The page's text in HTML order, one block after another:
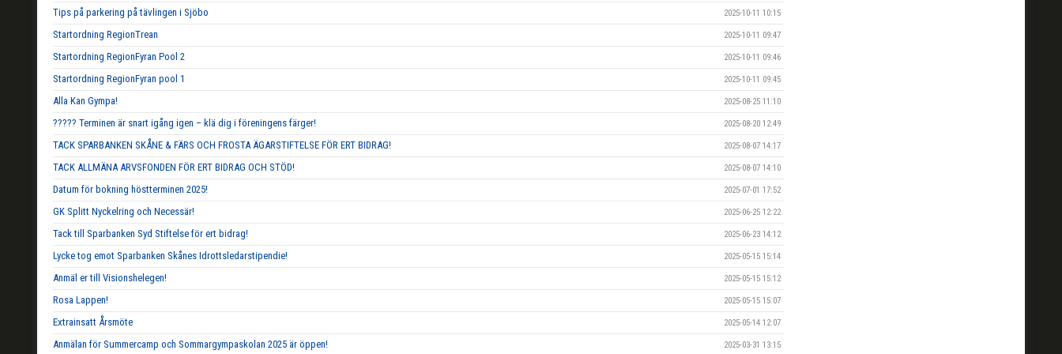
Tips på parkering på tävlingen i Sjöbo 2025-10-11 10:15
Startordning RegionTrean 2025-10-11 09:47
Startordning RegionFyran Pool 2 2025-10-11 09:46
Startordning RegionFyran pool 1 2025-10-11 09:45
Alla Kan Gympa! 2025-08-25 11:10
????? Terminen är snart igång igen – klä dig i föreningens färger! 2025-08-20 12:49
TACK SPARBANKEN SKÅNE & FÄRS OCH FROSTA ÄGARSTIFTELSE FÖR ERT BIDRAG! 2025-08-07 14:17
TACK ALLMÄNA ARVSFONDEN FÖR ERT BIDRAG OCH STÖD! 2025-08-07 14:10
Datum för bokning höstterminen 2025! 2025-07-01 17:52
GK Splitt Nyckelring och Necessär! 2025-06-25 12:22
Tack till Sparbanken Syd Stiftelse för ert bidrag! 2025-06-23 14:12
Lycke tog emot Sparbanken Skånes Idrottsledarstipendie! 2025-05-15 15:14
Anmäl er till Visionshelegen! 2025-05-15 15:12
Rosa Lappen! 2025-05-15 15:07
Extrainsatt Årsmöte 2025-05-14 12:07
Anmälan för Summercamp och Sommargympaskolan 2025 är öppen! 2025-03-31 13:15